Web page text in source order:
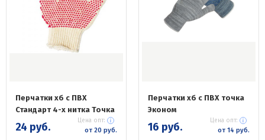
Перчатки хб с ПВХ
Стандарт 4-х нитка Точка
24 руб. Цена опт:
от 20 руб.
Перчатки хб с ПВХ точка
Эконом
16 руб. Цена опт:
от 14 руб.